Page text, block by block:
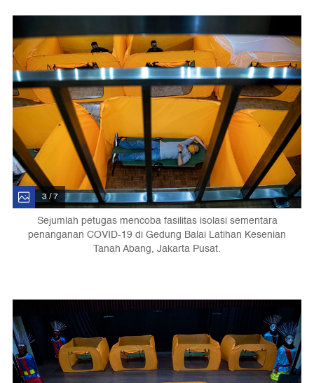
3 / 7
Sejumlah petugas mencoba fasilitas isolasi sementara
penanganan COVID-19 di Gedung Balai Latihan Kesenian
Tanah Abang, Jakarta Pusat.